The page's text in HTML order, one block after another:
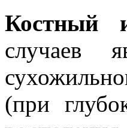
Костный
случаев
(при